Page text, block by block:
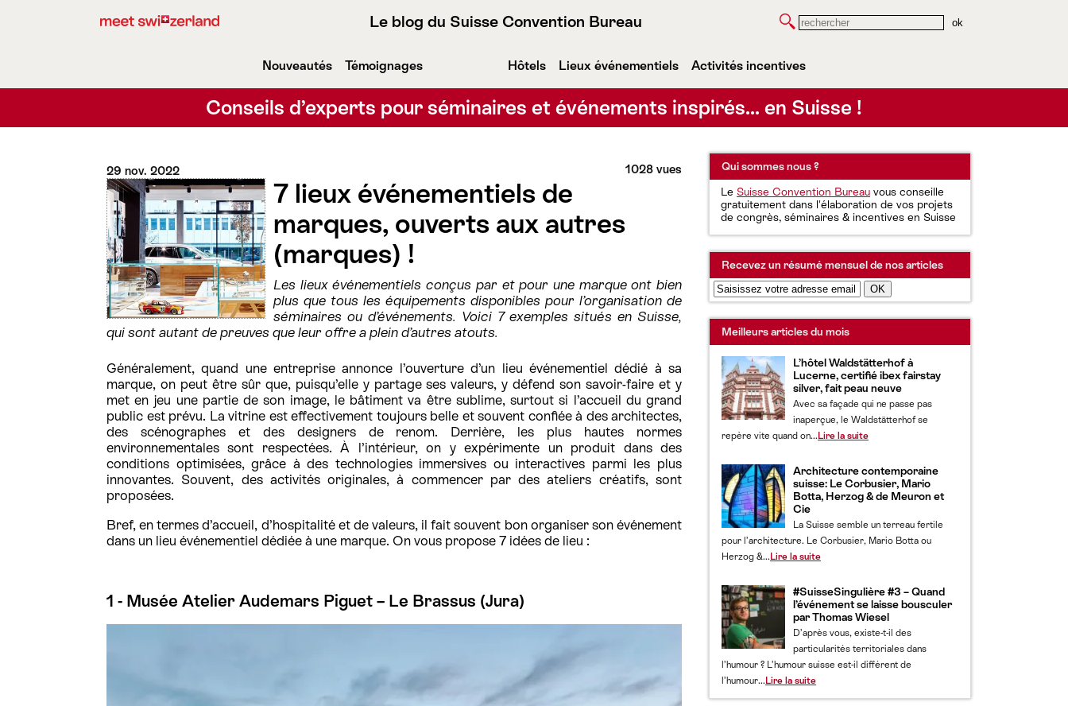
Le blog du Suisse Convention Bureau Rechercher
Nouveautés Témoignages Hôtels Lieux événementiels Activités incentives
Conseils d’experts pour séminaires et événements inspirés… en Suisse !
29 nov. 2022 1028 vues
7 lieux événementiels de
marques, ouverts aux autres
(marques) !
Les lieux événementiels conçus par et pour une marque ont bien
plus que tous les équipements disponibles pour l’organisation de
séminaires ou d’événements. Voici 7 exemples situés en Suisse,
qui sont autant de preuves que leur offre a plein d’autres atouts.
Généralement, quand une entreprise annonce l’ouverture d’un lieu événementiel dédié à sa
marque, on peut être sûr que, puisqu’elle y partage ses valeurs, y défend son savoir-faire et y
met en jeu une partie de son image, le bâtiment va être sublime, surtout si l’accueil du grand
public est prévu. La vitrine est effectivement toujours belle et souvent confiée à des architectes,
des scénographes et des designers de renom. Derrière, les plus hautes normes
environnementales sont respectées. À l’intérieur, on y expérimente un produit dans des
conditions optimisées, grâce à des technologies immersives ou interactives parmi les plus
innovantes. Souvent, des activités originales, à commencer par des ateliers créatifs, sont
proposées.
Bref, en termes d’accueil, d’hospitalité et de valeurs, il fait souvent bon organiser son événement
dans un lieu événementiel dédiée à une marque. On vous propose 7 idées de lieu :
1 - Musée Atelier Audemars Piguet – Le Brassus (Jura)
Qui sommes nous ?
Le Suisse Convention Bureau vous conseille
gratuitement dans l'élaboration de vos projets
de congrès, séminaires & incentives en Suisse
Recevez un résumé mensuel de nos articles
Meilleurs articles du mois
L’hôtel Waldstätterhof à
Lucerne, certifié ibex fairstay
silver, fait peau neuve
Avec sa façade qui ne passe pas
inaperçue, le Waldstätterhof se
repère vite quand on... Lire la suite
Architecture contemporaine
suisse: Le Corbusier, Mario
Botta, Herzog & de Meuron et
Cie
La Suisse semble un terreau fertile
pour l’architecture. Le Corbusier, Mario Botta ou
Herzog &... Lire la suite
#SuisseSingulière #3 – Quand
l’événement se laisse bousculer
par Thomas Wiesel
D’après vous, existe-t-il des
particularités territoriales dans
l’humour ? L’humour suisse est-il différent de
l’humour... Lire la suite